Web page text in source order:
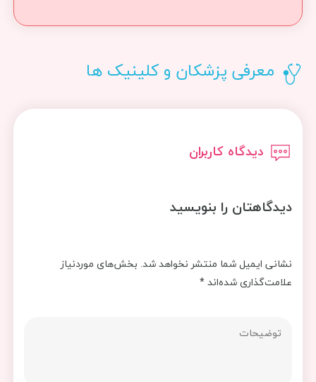
معرفی پزشکان و کلینیک ها
دیدگاه کاربران
دیدگاهتان را بنویسید
نشانی ایمیل شما منتشر نخواهد شد. بخش‌های موردنیاز
علامت‌گذاری شده‌اند*